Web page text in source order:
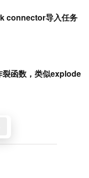
connector导入任务
函数，类似explode